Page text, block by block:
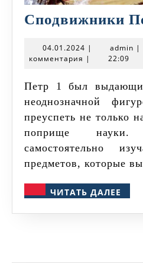
Сподвижники
04.01.2024 04.01.2024
| admin |
комментария | 22:09
Петр 1 был выдающимся правителем и
неоднозначной
преуспеть не только
поприще
самостоятельно
предметов, которые
ЧИТАТЬ ДАЛЕЕ